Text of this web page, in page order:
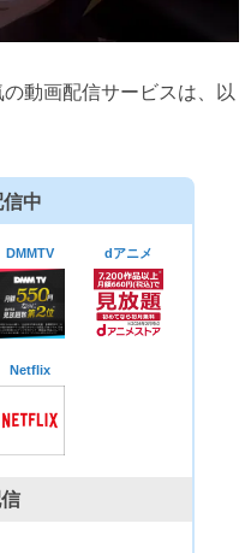
動画配信サービスは、以
中
DMMTV dアニメ
Netflix